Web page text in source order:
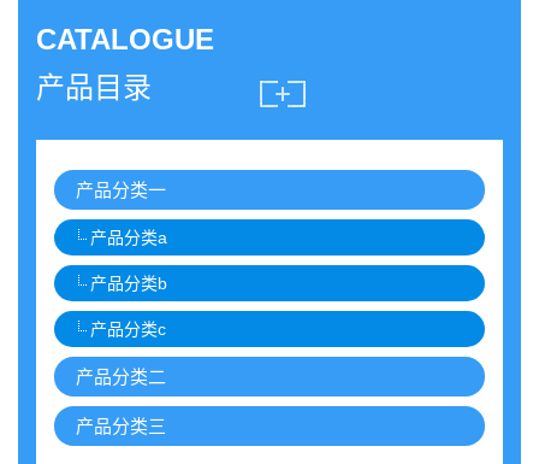
CATALOGUE
产品目录
产品分类一
产品分类a
产品分类b
产品分类c
产品分类二
产品分类三